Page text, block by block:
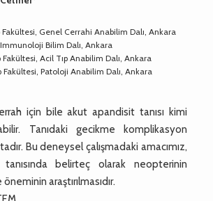
Fakültesi, Genel Cerrahi Anabilim Dalı, Ankara
Bilim Dalı, Ankara
Acil Tıp Anabilim Dalı, Ankara
Fakültesi, Patoloji Anabilim Dalı, Ankara
için bile akut apandisit tanısı kimi
Tanıdaki gecikme komplikasyon
Bu deneysel çalışmadaki amacımız,
belirteç olarak neopterinin
araştırılmasıdır.